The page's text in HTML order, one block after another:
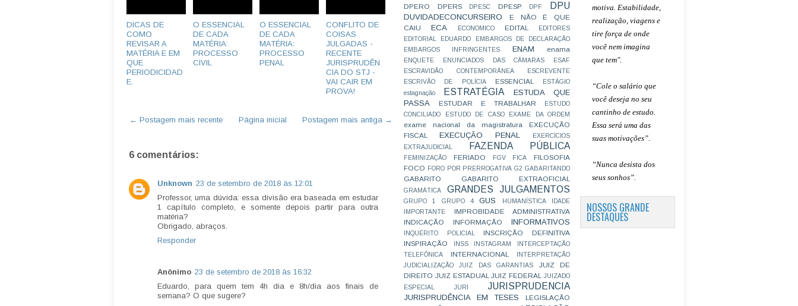
DICAS DE
COMO
REVISAR A
MATÉRIA E EM
QUE
PERIODICIDAD
E.
O ESSENCIAL
DE CADA
MATÉRIA:
PROCESSO
CIVIL
O ESSENCIAL
DE CADA
MATÉRIA:
PROCESSO
PENAL
CONFLITO DE
COISAS
JULGADAS -
RECENTE
JURISPRUDÊN
CIA DO STJ -
VAI CAIR EM
PROVA!
← Postagem mais recente Postagem mais antiga →
Página inicial
6 comentários:
Unknown 23 de setembro de 2018 às 12:01
Professor, uma dúvida: essa divisão era baseada em estudar
1 capítulo completo, e somente depois partir para outra
matéria?
Obrigado, abraços.
Responder
Anônimo 23 de setembro de 2018 às 16:32
Eduardo, para quem tem 4h dia e 8h/dia aos finais de
semana? O que sugere?
DPERO
DPERS DPESC DPESP DPF DPU
DUVIDADECONCURSEIRO
E NÃO É QUE
CAIU
ECA ECONOMICO EDITAL
EDITORES
EDITORIAL
EDUARDO
EMBARGOS DE DECLARAÇÃO
EMBARGOS INFRINGENTES
ENAM enama
ENQUETE ENUNCIADOS DAS CÂMARAS
ESAF
ESCRAVIDÃO CONTEMPORÂNEA
ESCREVENTE
ESCRIVÃO DE POLÍCIA
ESSENCIAL
ESTÁGIO
estagnação
ESTRATÉGIA
ESTUDA QUE
PASSA
ESTUDAR E TRABALHAR
ESTUDO
CONCILIADO
ESTUDO DE CASO EXAME DA ORDEM
exame nacional da magistratura
EXECUÇÃO
FISCAL
EXECUÇÃO PENAL
EXERCÍCIOS
EXTRAJUDICIAL
FAZENDA PÚBLICA
FEMINIZAÇÃO FERIADO FGV FICA
FILOSOFIA
FOCO
FORO POR PRERROGATIVA G2 GABARITANDO
GABARITO GABARITO EXTRAOFICIAL
GRAMÁTICA GRANDES JULGAMENTOS
GRUPO 1 GRUPO 4 GUS HUMANÍSTICA
IDADE
IMPORTANTE
IMPROBIDADE ADMINISTRATIVA
INDICAÇÃO
INFORMAÇÃO INFORMATIVOS
INQUÉRITO POLICIAL
INSCRIÇÃO DEFINITIVA
INSPIRAÇÃO
INSS INSTAGRAM
INTERCEPTAÇÃO
TELEFÔNICA
INTERNACIONAL
INTERPRETAÇÃO
JUDICIALIZAÇÃO
JUIZ DAS GARANTIAS
JUIZ DE
DIREITO JUIZ ESTADUAL JUIZ FEDERAL
JUIZADO
ESPECIAL
JURI JURISPRUDENCIA
JURISPRUDÊNCIA EM TESES
LEGISLAÇÃO
motiva. Estabilidade,
realização, viagens e
tire força de onde
você nem imagina
que tem".
“Cole o salário que
você deseja no seu
cantinho de estudo.
Essa será uma das
suas motivações”
“Nunca desista dos
seus sonhos”.
NOSSOS GRANDE
DESTAQUES